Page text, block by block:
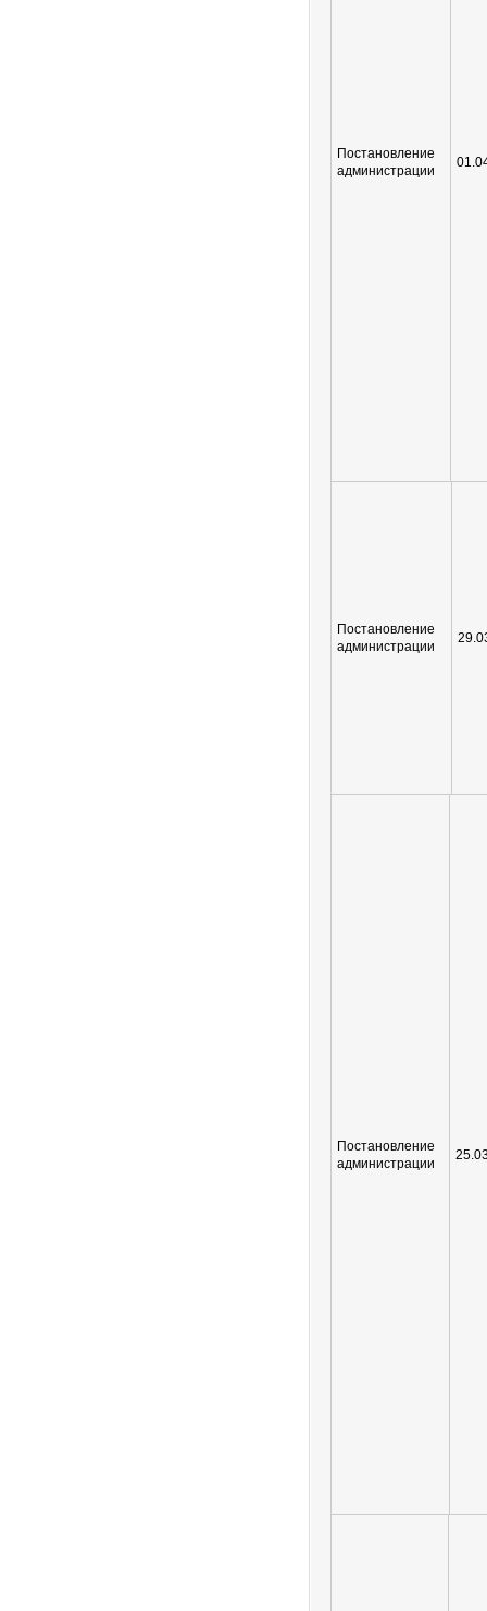
Постановление
администрации
Постановление
администрации
Постановление
администрации